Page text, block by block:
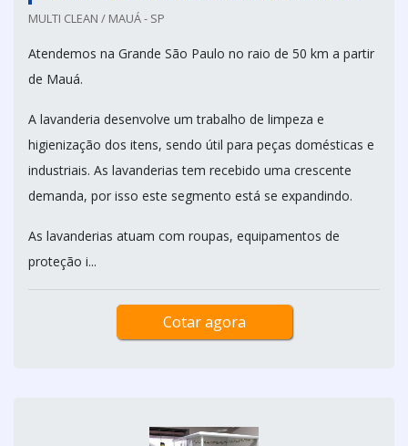
MULTI CLEAN / MAUÁ - SP
Atendemos na Grande São Paulo no raio de 50 km a partir
de Mauá.
A lavanderia desenvolve um trabalho de limpeza e
higienização dos itens, sendo útil para peças domésticas e
industriais. As lavanderias tem recebido uma crescente
demanda, por isso este segmento está se expandindo.
As lavanderias atuam com roupas, equipamentos de
proteção i...
Cotar agora